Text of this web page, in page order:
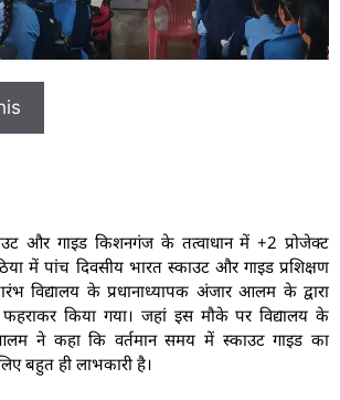
और गाइड किशनगंज के तत्वाधान में +2 प्रोजेक्ट
में पांच दिवसीय भारत स्काउट और गाइड प्रशिक्षण
विद्यालय के प्रधानाध्यापक अंजार आलम के द्वारा
किया गया। जहां इस मौके पर विद्यालय के
ने कहा कि वर्तमान समय में स्काउट गाइड का
बहुत ही लाभकारी है।